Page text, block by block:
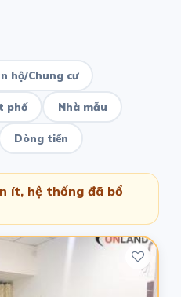
hộ/Chung cư
phố Nhà mẫu
Dòng tiền
ít, hệ thống đã bổ